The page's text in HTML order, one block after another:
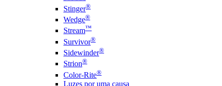
Stinger®
Wedge®
Stream™
Survivor®
Sidewinder®
Strion®
Color-Rite®
Luzes por uma causa